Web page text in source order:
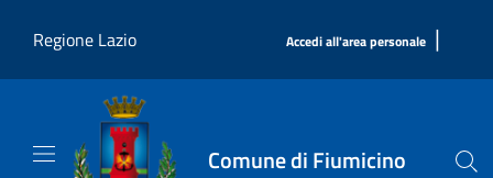
Regione Lazio
Accedi all'area personale |
Comune di Fiumicino